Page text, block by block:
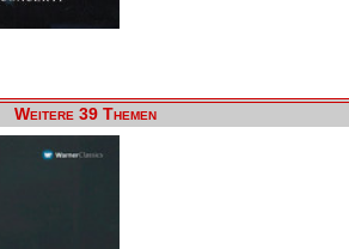
Weitere 39 Themen